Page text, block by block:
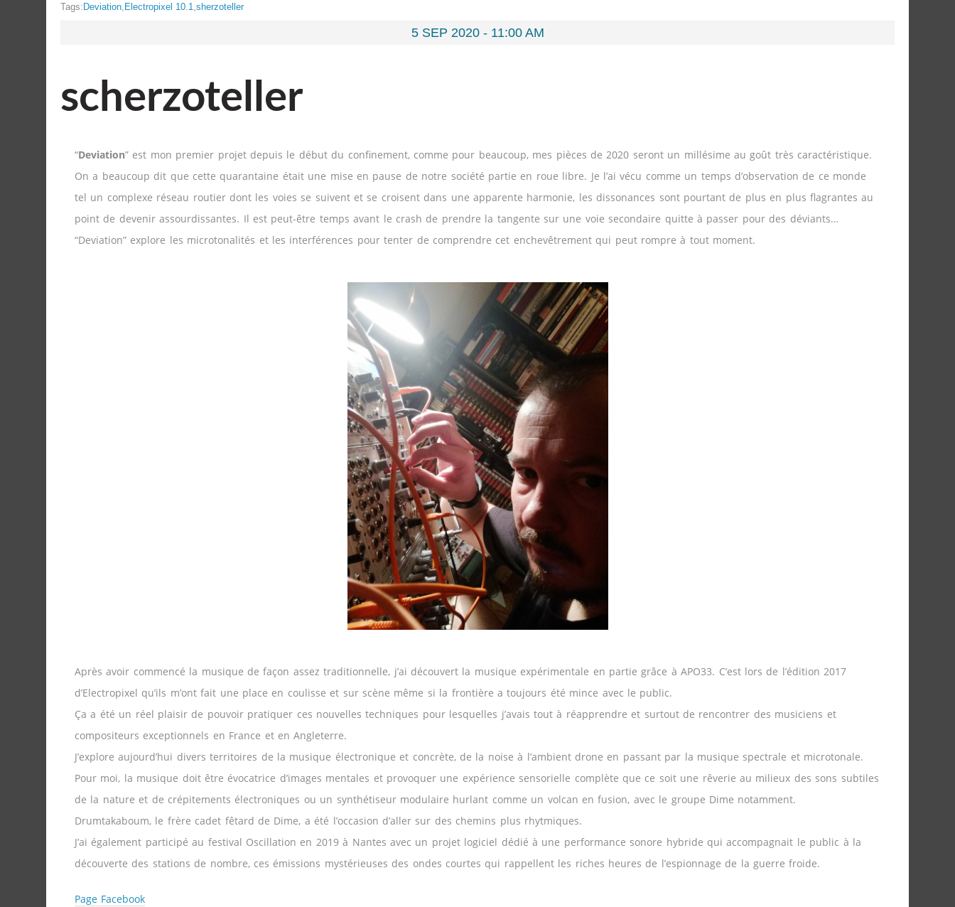
Tags: Deviation, Electropixel 10.1,sherzoteller
5 SEP 2020 - 11:00 AM
scherzoteller
“Deviation” est mon premier projet depuis le début du confinement, comme pour beaucoup, mes pièces de 2020 seront un millésime au goût très caractéristique.
On a beaucoup dit que cette quarantaine était une mise en pause de notre société partie en roue libre. Je l’ai vécu comme un temps d’observation de ce monde
tel un complexe réseau routier dont les voies se suivent et se croisent dans une apparente harmonie, les dissonances sont pourtant de plus en plus flagrantes au
point de devenir assourdissantes. Il est peut-être temps avant le crash de prendre la tangente sur une voie secondaire quitte à passer pour des déviants…
“Deviation” explore les microtonalités et les interférences pour tenter de comprendre cet enchevêtrement qui peut rompre à tout moment.
Après avoir commencé la musique de façon assez traditionnelle, j’ai découvert la musique expérimentale en partie grâce à APO33. C’est lors de l’édition 2017
d’Electropixel qu’ils m’ont fait une place en coulisse et sur scène même si la frontière a toujours été mince avec le public.
Ça a été un réel plaisir de pouvoir pratiquer ces nouvelles techniques pour lesquelles j’avais tout à réapprendre et surtout de rencontrer des musiciens et
compositeurs exceptionnels en France et en Angleterre.
J’explore aujourd’hui divers territoires de la musique électronique et concrète, de la noise à l’ambient drone en passant par la musique spectrale et microtonale.
Pour moi, la musique doit être évocatrice d’images mentales et provoquer une expérience sensorielle complète que ce soit une rêverie au milieux des sons subtiles
de la nature et de crépitements électroniques ou un synthétiseur modulaire hurlant comme un volcan en fusion, avec le groupe Dime notamment.
Drumtakaboum, le frère cadet fêtard de Dime, a été l’occasion d’aller sur des chemins plus rhytmiques.
J’ai également participé au festival Oscillation en 2019 à Nantes avec un projet logiciel dédié à une performance sonore hybride qui accompagnait le public à la
découverte des stations de nombre, ces émissions mystérieuses des ondes courtes qui rappellent les riches heures de l’espionnage de la guerre froide.
Page Facebook